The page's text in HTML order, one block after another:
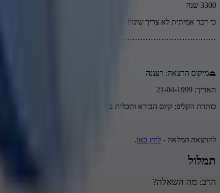
3300 שנה
כי דבר אמיתית לא צריך שינוי!
⋯⋯⋯⋯⋯⋯⋯⋯⋯⋯⋯⋯⋯
⏏מיקום הרצאה: רעננה
תאריך: 21-04-1999
כותרת הקליפ: קיום הבורא ותכלית בריאת האדם
להרצאה המלאה - לחץ כאן.
תמלול
הרב: מה השאלה?